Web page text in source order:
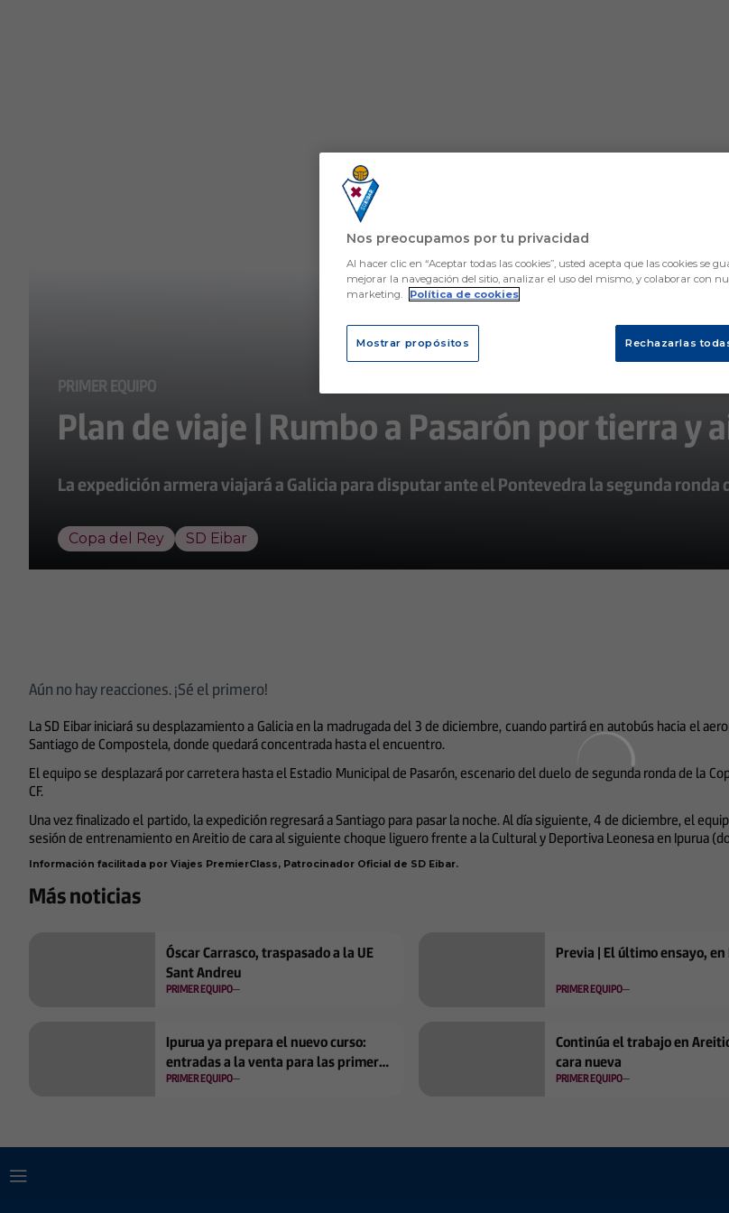
PRIMER EQUIPO
Plan de viaje | Rumbo a Pasarón por tierra y
La expedición armera viajará a Galicia para disputar ante el Pontevedra la segunda ronda
Copa del Rey SD Eibar
Aún no hay reacciones. ¡Sé el primero!
La SD Eibar iniciará su desplazamiento a Galicia en la madrugada del 3 de diciembre, cuando partirá en autobús hacia el
Santiago de Compostela, donde quedará concentrada hasta el encuentro.
El equipo se desplazará por carretera hasta el Estadio Municipal de Pasarón, escenario del duelo de segunda ronda de la
CF.
Una vez finalizado el partido, la expedición regresará a Santiago para pasar la noche. Al día siguiente, 4 de diciembre, el
sesión de entrenamiento en Areitio de cara al siguiente choque liguero frente a la Cultural y Deportiva Leonesa en Ipurua
Información facilitada por Viajes PremierClass, Patrocinador Oficial de SD Eibar.
Más noticias
Óscar Carrasco, traspasado a la UE
Sant Andreu
PRIMER EQUIPO
Previa | El último ensayo, en
PRIMER EQUIPO
Ipurua ya prepara el nuevo curso:
entradas a la venta para las primeras
jornadas
PRIMER EQUIPO
Continúa el trabajo en
cara nueva
PRIMER EQUIPO
Nos preocupamos por tu privacidad
Al hacer clic en “Aceptar todas las cookies”, usted acepta que las cookies se
mejorar la navegación del sitio, analizar el uso del mismo, y colaborar con
marketing.
Política de cookies
Mostrar propósitos Rechazarlas